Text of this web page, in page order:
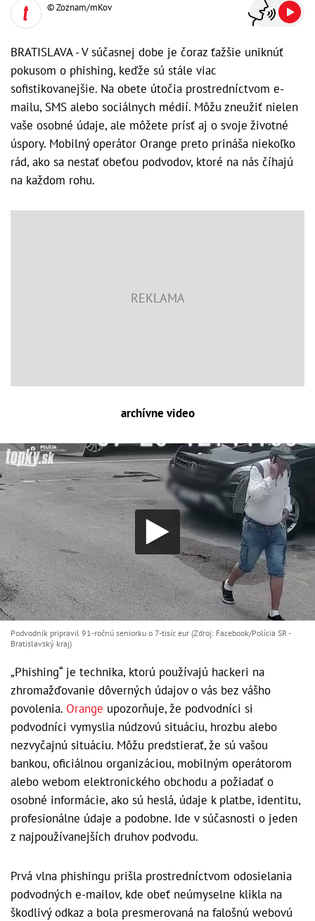
© Zoznam/mKov
BRATISLAVA - V súčasnej dobe je čoraz ťažšie uniknúť
pokusom o phishing, keďže sú stále viac
sofistikovanejšie. Na obete útočia prostredníctvom e-
mailu, SMS alebo sociálnych médií. Môžu zneužiť nielen
vaše osobné údaje, ale môžete prísť aj o svoje životné
úspory. Mobilný operátor Orange preto prináša niekoľko
rád, ako sa nestať obeťou podvodov, ktoré na nás číhajú
na každom rohu.
archívne video
Podvodník pripravil 91-ročnú seniorku o 7-tisíc eur (Zdroj: Facebook/Polícia SR -
Bratislavský kraj)
„Phishing“ je technika, ktorú používajú hackeri na
zhromažďovanie dôverných údajov o vás bez vášho
povolenia. Orange upozorňuje, že podvodníci si
podvodníci vymyslia núdzovú situáciu, hrozbu alebo
nezvyčajnú situáciu. Môžu predstierať, že sú vašou
bankou, oficiálnou organizáciou, mobilným operátorom
alebo webom elektronického obchodu a požiadať o
osobné informácie, ako sú heslá, údaje k platbe, identitu,
profesionálne údaje a podobne. Ide v súčasnosti o jeden
z najpoužívanejších druhov podvodu.
Prvá vlna phishingu prišla prostredníctvom odosielania
podvodných e-mailov, kde obeť neúmyselne klikla na
škodlivý odkaz a bola presmerovaná na falošnú webovú